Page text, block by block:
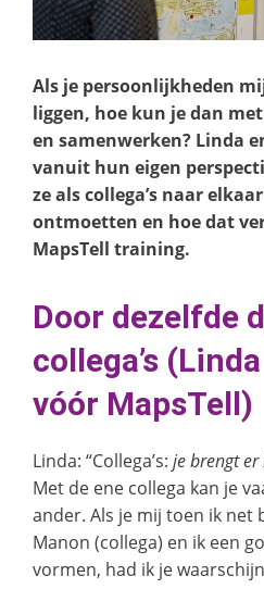
Als je persoonlijkheden
liggen, hoe kun je dan
en samenwerken? Linda
vanuit hun eigen
ze als collega’s naar
ontmoetten en hoe dat
MapsTell training.
Door dezelfde
collega’s
vóór MapsTell)
Linda: “Collega’s: je brengt er
Met de ene collega kan je
ander. Als je mij toen ik net
Manon (collega) en ik een
vormen, had ik je